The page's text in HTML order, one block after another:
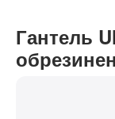
Гантель